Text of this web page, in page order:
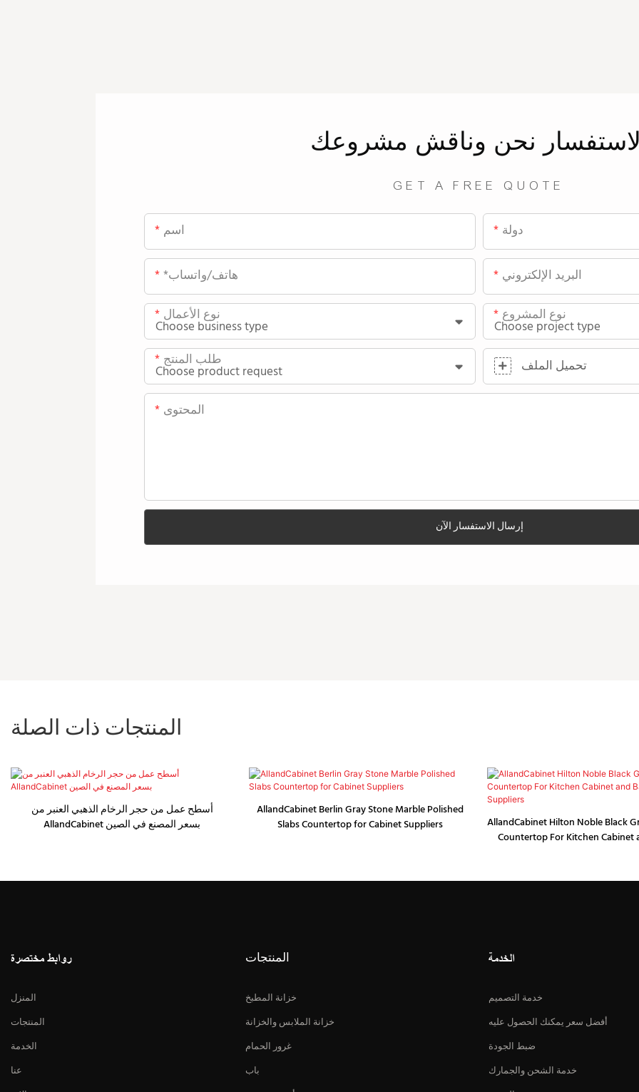
نحن وناقش مشروعك
GET A FREE QUOTE
اسم دولة
*هاتف/واتساب البريد الإلكتروني
نوع الأعمال نوع المشروع
طلب المنتج تحميل الملف
المحتوى
إرسال الاستفسار الآن
المنتجات ذات الصلة
أسطح عمل من حجر الرخام الذهبي العنبر من
AllandCabinet بسعر المصنع في الصين
AllandCabinet Berlin Gray Stone Marble Polished
Slabs Countertop for Cabinet Suppliers
AllandCabinet Hilton Noble Black
Countertop For Kitchen Cabinet
روابط مختصرة
المنزل
المنتجات
الخدمة
عنا
المنتجات
خزانة المطبخ
خزانة الملابس والخزانة
غرور الحمام
باب
الخدمة
خدمة التصميم
أفضل سعر يمكنك الحصول عليه
ضبط الجودة
خدمة الشحن والجمارك